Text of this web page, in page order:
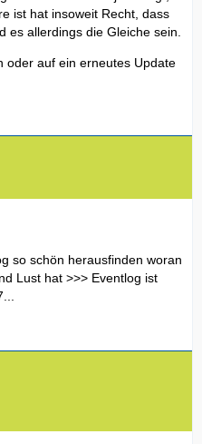
ist hat insoweit Recht, dass
es allerdings die Gleiche sein.
oder auf ein erneutes Update
so schön herausfinden woran
Lust hat >>> Eventlog ist